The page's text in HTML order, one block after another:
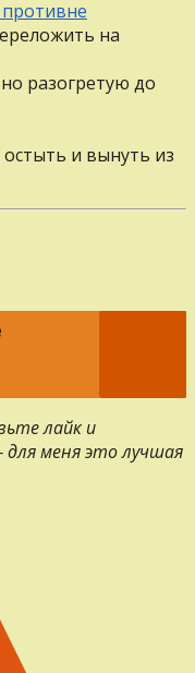
на
разогретую до
и вынуть из
лайк и
меня это лучшая